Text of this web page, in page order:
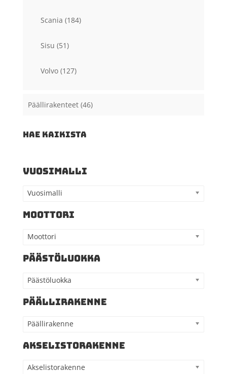
Scania (184)
Sisu (51)
Volvo (127)
Päällirakenteet (46)
HAE KAIKISTA
VUOSIMALLI
Vuosimalli
MOOTTORI
Moottori
PÄÄSTÖLUOKKA
Päästöluokka
PÄÄLLIRAKENNE
Päällirakenne
AKSELISTORAKENNE
Akselistorakenne